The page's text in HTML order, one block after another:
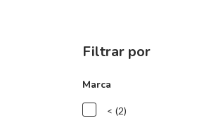
Filtrar por
Marca
< (2)